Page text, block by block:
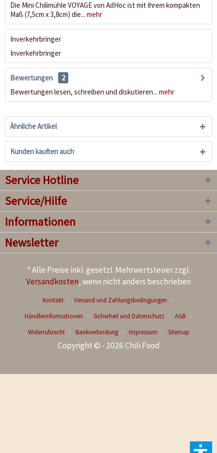
Die Mini Chilimühle VOYAGE von AdHoc ist mit ihrem kompakten
Maß (7,5cm x 3,8cm) die... mehr
Inverkehrbringer
Inverkehrbringer
Bewertungen
2
Bewertungen lesen, schreiben und diskutieren... mehr
Ähnliche Artikel
Kunden kauften auch
Service Hotline
Service/Hilfe
Informationen
Newsletter
* Alle Preise inkl. gesetzl. Mehrwertsteuer zzgl.
Versandkosten, wenn nicht anders beschrieben
Kontakt
Versand und Zahlungsbedingungen
Händlerinformationen
Sicherheit und Datenschutz
AGB
Widerrufsrecht
Bankverbindung Impressum Sitemap
Copyright © - 2026 Chili Food